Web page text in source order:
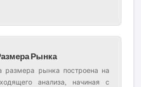
Рынка
размера рынка построена на
анализа, начиная с